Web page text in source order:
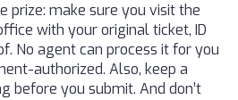
prize: make sure you visit the
with your original ticket, ID
No agent can process it for you
authorized. Also, keep a
before you submit. And don’t